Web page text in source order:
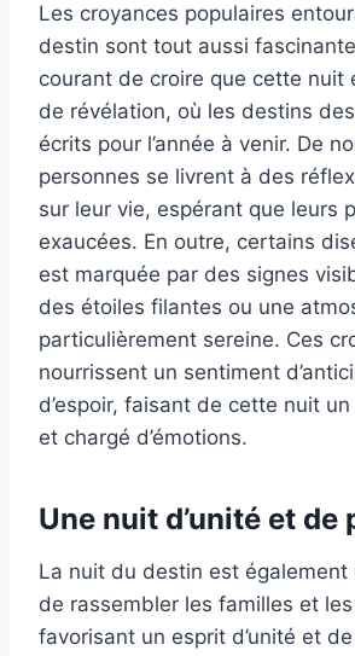
Les croyances populaires
destin sont tout aussi
courant de croire que cette nuit
de révélation, où les destins
écrits pour l’année à venir. De
personnes se livrent à des
sur leur vie, espérant que leurs
exaucées. En outre, certains
est marquée par des signes
des étoiles filantes ou une
particulièrement sereine. Ces
nourrissent un sentiment
d’espoir, faisant de cette nuit
et chargé d’émotions.
Une nuit d’unité et de
La nuit du destin est également
de rassembler les familles et
favorisant un esprit d’unité et